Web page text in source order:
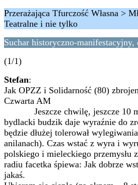
Przerażająca Tfurczość Własna >
Teatralne i nie tylko
Suchar historyczno-manifestacyjny,
(1/1)
Stefan:
Jak OPZZ i Solidarność (80)
Czwarta AM
Jeszcze chwilę, jeszcze 10
bydlacki budzik daje wyraźnie do
będzie dłużej tolerował
anilanach). Czas wstać z wyra i
polskiego i mieleckiego przemysłu
radiu facetka śpiewa: Jak dobrze
jakaś.